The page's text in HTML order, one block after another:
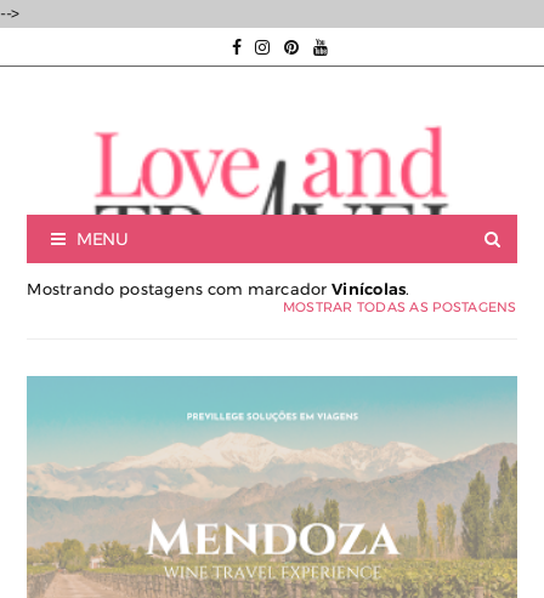
-->
Luxury experiences | Viagens Incríveis | Experiências únicas |
Consultoria de Viagens de Luxo
MENU
Mostrando postagens com marcador Vinícolas.
MOSTRAR TODAS AS POSTAGENS